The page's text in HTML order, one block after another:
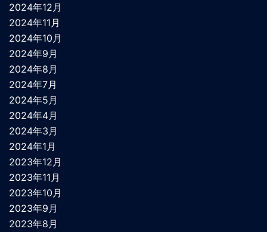
2024年12月
2024年11月
2024年10月
2024年9月
2024年8月
2024年7月
2024年5月
2024年4月
2024年3月
2024年1月
2023年12月
2023年11月
2023年10月
2023年9月
2023年8月